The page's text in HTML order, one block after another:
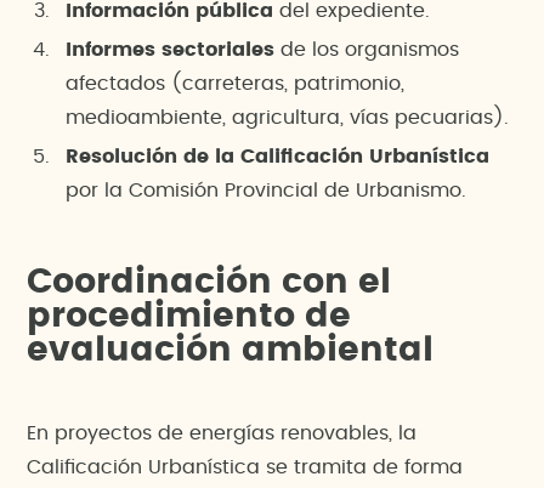
Información pública del expediente.
Informes sectoriales de los organismos
afectados (carreteras, patrimonio,
medioambiente, agricultura, vías pecuarias).
Resolución de la Calificación Urbanística
por la Comisión Provincial de Urbanismo.
Coordinación con el
procedimiento de
evaluación ambiental
En proyectos de energías renovables, la
Calificación Urbanística se tramita de forma